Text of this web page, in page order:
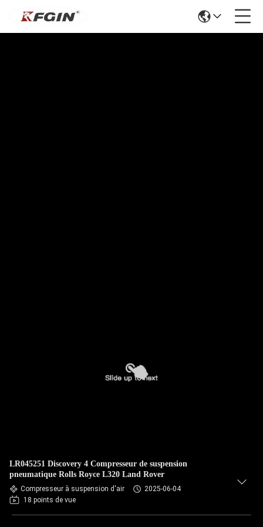
LR045251 Discovery 4 Compresseur de suspension
pneumatique Rolls Royce L320 Land Rover
Compresseur à suspension d'air
2025-06-04
18 points de vue